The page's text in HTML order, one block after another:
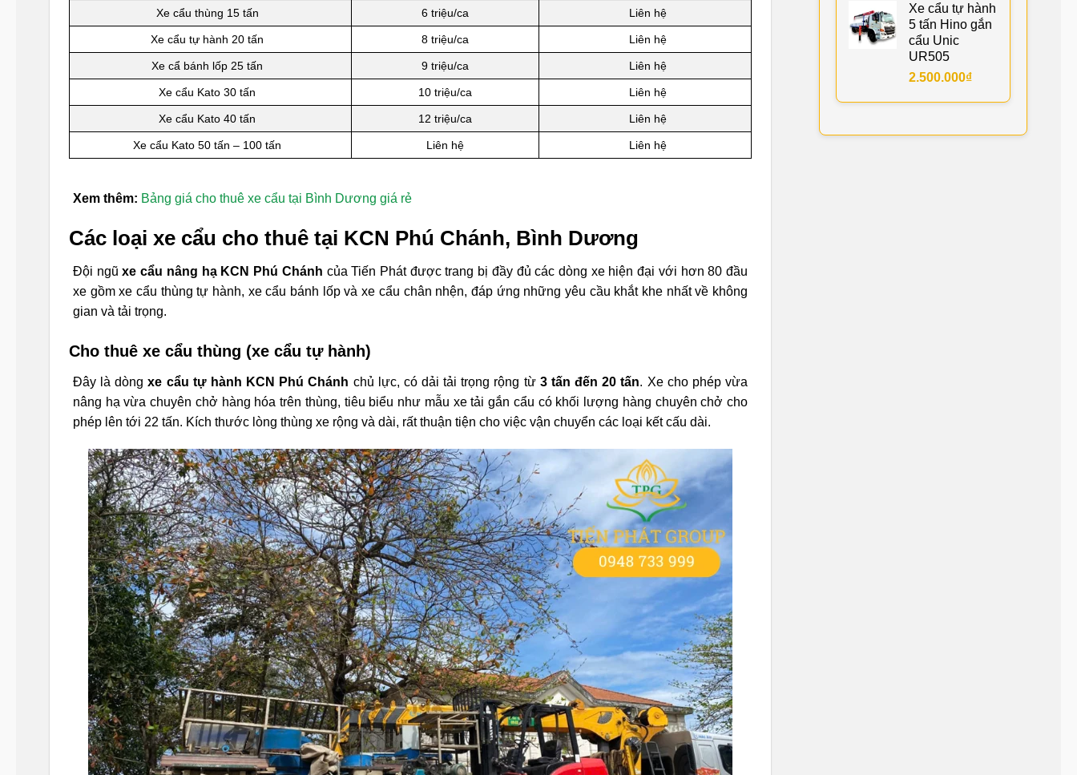
Xe cẩu thùng 15 tấn 6 triệu/ca Liên hệ
Xe cẩu tự hành 20 tấn 8 triệu/ca Liên hệ
Xe cẩ bánh lốp 25 tấn 9 triệu/ca Liên hệ
Xe cẩu Kato 30 tấn 10 triệu/ca Liên hệ
Xe cẩu Kato 40 tấn 12 triệu/ca Liên hệ
Xe cẩu Kato 50 tấn – 100 tấn Liên hệ Liên hệ
Xem thêm: Bảng giá cho thuê xe cẩu tại Bình Dương giá rẻ
Các loại xe cẩu cho thuê tại KCN Phú Chánh, Bình Dương
Đội ngũxe cẩu nâng hạ KCN Phú Chánh của Tiến Phát được trang bị đầy đủ các dòng xe hiện đại với hơn 80 đầu
xe gồm xe cẩu thùng tự hành, xe cẩu bánh lốp và xe cẩu chân nhện, đáp ứng những yêu cầu khắt khe nhất về không
gian và tải trọng.
Cho thuê xe cẩu thùng (xe cẩu tự hành)
Đây là dòngxe cẩu tự hành KCN Phú Chánh chủ lực, có dải tải trọng rộng từ 3 tấn đến 20 tấn. Xe cho phép vừa
nâng hạ vừa chuyên chở hàng hóa trên thùng, tiêu biểu như mẫu xe tải gắn cẩu có khối lượng hàng chuyên chở cho
phép lên tới 22 tấn. Kích thước lòng thùng xe rộng và dài, rất thuận tiện cho việc vận chuyển các loại kết cấu dài.
Xe cẩu tự hành
5 tấn Hino gắn
cẩu Unic
UR505
2.500.000₫